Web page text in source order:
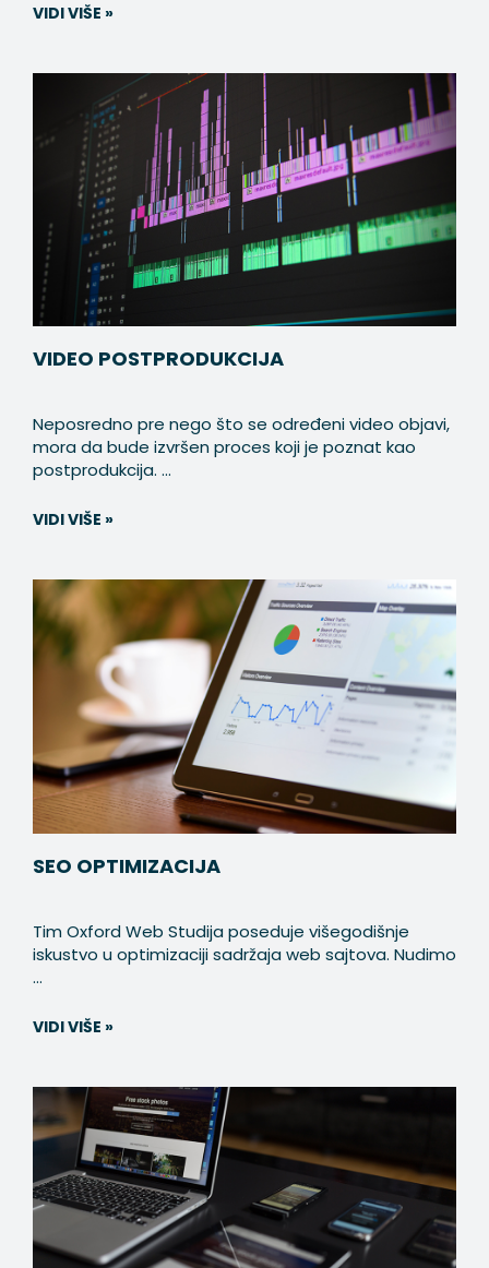
VIDI VIŠE »
VIDEO POSTPRODUKCIJA
Neposredno pre nego što se određeni video objavi,
mora da bude izvršen proces koji je poznat kao
postprodukcija. ...
VIDI VIŠE »
SEO OPTIMIZACIJA
Tim Oxford Web Studija poseduje višegodišnje
iskustvo u optimizaciji sadržaja web sajtova. Nudimo
...
VIDI VIŠE »